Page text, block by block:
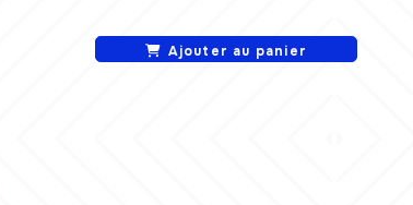
Ajouter au panier